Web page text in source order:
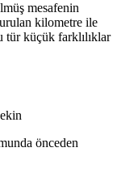
mesafenin
kilometre ile
tür küçük farklılıklar
önceden